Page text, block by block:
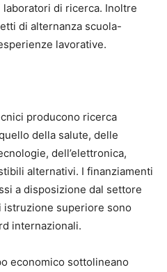
di ricerca. Inoltre
di alternanza scuola-
lavorative.
producono ricerca
della salute, delle
dell’elettronica,
alternativi. I finanziamenti
a disposizione dal settore
superiore sono
internazionali.
economico sottolineano